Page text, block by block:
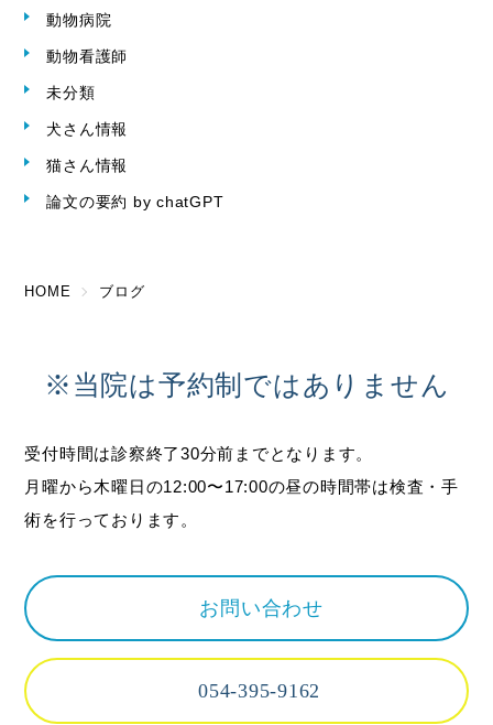
動物病院
動物看護師
未分類
犬さん情報
猫さん情報
論文の要約 by chatGPT
HOME ブログ
※当院は予約制ではありません
受付時間は診察終了30分前までとなります。
月曜から木曜日の12:00〜17:00の昼の時間帯は検査・手
術を行っております。
お問い合わせ
054-395-9162